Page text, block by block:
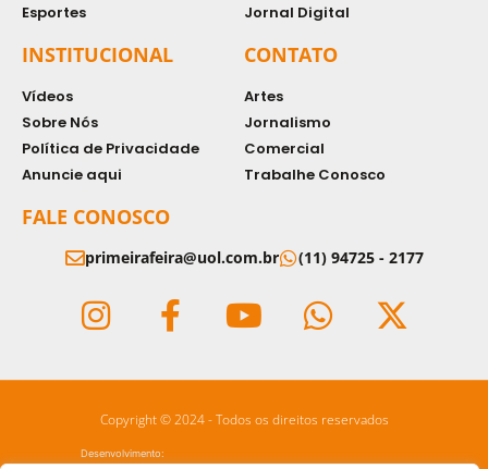
Esportes
Jornal Digital
INSTITUCIONAL
Vídeos
Sobre Nós
Política de Privacidade
Anuncie aqui
CONTATO
Artes
Jornalismo
Comercial
Trabalhe Conosco
FALE CONOSCO
primeirafeira@uol.com.br (11) 94725 - 2177
Copyright © 2024 - Todos os direitos reservados
Desenvolvimento: